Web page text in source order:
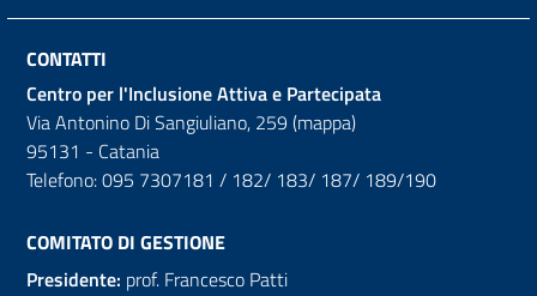
CONTATTI
Centro per l'Inclusione Attiva e Partecipata
Via Antonino Di Sangiuliano, 259 (mappa)
95131 - Catania
Telefono: 095 7307181 / 182/ 183/ 187/ 189/190
COMITATO DI GESTIONE
Presidente: prof. Francesco Patti